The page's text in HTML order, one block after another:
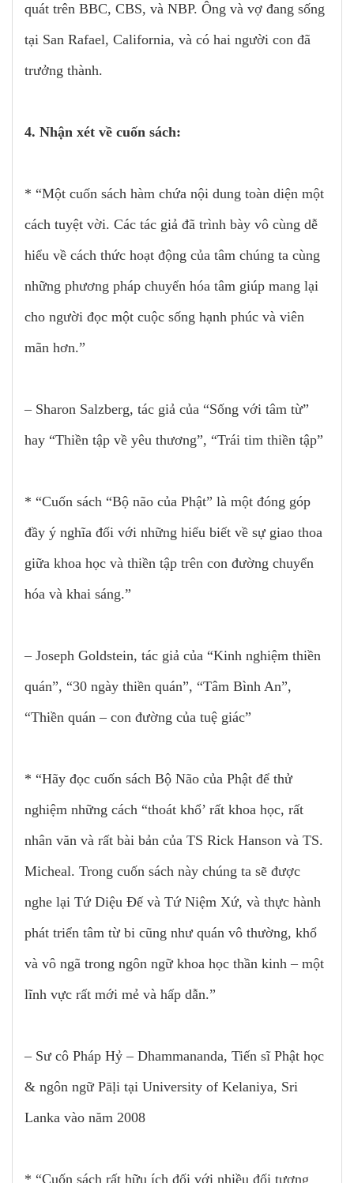
quát trên BBC, CBS, và NBP. Ông và vợ đang sống
tại San Rafael, California, và có hai người con đã
trưởng thành.
4. Nhận xét về cuốn sách:
* “Một cuốn sách hàm chứa nội dung toàn diện một
cách tuyệt vời. Các tác giả đã trình bày vô cùng dễ
hiểu về cách thức hoạt động của tâm chúng ta cùng
những phương pháp chuyển hóa tâm giúp mang lại
cho người đọc một cuộc sống hạnh phúc và viên
mãn hơn.”
– Sharon Salzberg, tác giả của “Sống với tâm từ”
hay “Thiền tập về yêu thương”, “Trái tim thiền tập”
* “Cuốn sách “Bộ não của Phật” là một đóng góp
đầy ý nghĩa đối với những hiểu biết về sự giao thoa
giữa khoa học và thiền tập trên con đường chuyển
hóa và khai sáng.”
– Joseph Goldstein, tác giả của “Kinh nghiệm thiền
quán”, “30 ngày thiền quán”, “Tâm Bình An”,
“Thiền quán – con đường của tuệ giác”
* “Hãy đọc cuốn sách Bộ Não của Phật để thử
nghiệm những cách “thoát khổ’ rất khoa học, rất
nhân văn và rất bài bản của TS Rick Hanson và TS.
Micheal. Trong cuốn sách này chúng ta sẽ được
nghe lại Tứ Diệu Đế và Tứ Niệm Xứ, và thực hành
phát triển tâm từ bi cũng như quán vô thường, khổ
và vô ngã trong ngôn ngữ khoa học thần kinh – một
lĩnh vực rất mới mẻ và hấp dẫn.”
– Sư cô Pháp Hỷ – Dhammananda, Tiến sĩ Phật học
& ngôn ngữ Pāḷi tại University of Kelaniya, Sri
Lanka vào năm 2008
* “Cuốn sách rất hữu ích đối với nhiều đối tượng